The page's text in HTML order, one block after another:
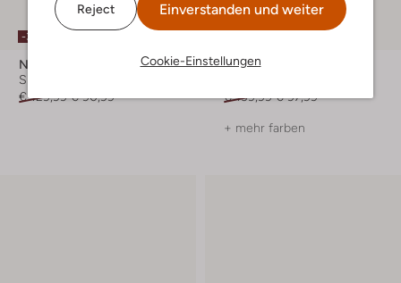
Reject Einverstanden und weiter
Cookie-Einstellungen
-30%
Notre-V
Sneaker Low
€ 129,99 € 90,99
Notre-V
€ 139,99 € 97,99
+ mehr farben